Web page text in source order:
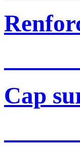
Cap